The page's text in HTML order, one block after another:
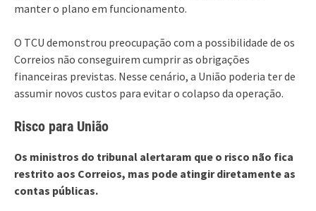
manter o plano em funcionamento.
O TCU demonstrou preocupação com a possibilidade de os
Correios não conseguirem cumprir as obrigações
financeiras previstas. Nesse cenário, a União poderia ter de
assumir novos custos para evitar o colapso da operação.
Risco para União
Os ministros do tribunal alertaram que o risco não fica
restrito aos Correios, mas pode atingir diretamente as
contas públicas.